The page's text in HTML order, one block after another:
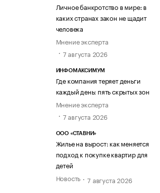
Личное банкротство в мире: в
каких странах закон не щадит
человека
Мнение эксперта
7 августа 2026
ИНФОМАКСИМУМ
Где компания теряет деньги
каждый день: пять скрытых зон
Мнение эксперта
7 августа 2026
ООО «СТАВНИ»
Жилье на вырост: как меняется
подход к покупке квартир для
детей
Новость
7 августа 2026